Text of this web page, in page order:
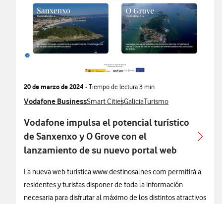
20 de marzo de 2024 - Tiempo de lectura3 min
Ver más notas de prensa relacionados con
Vodafone BusinessVer más notas de prensa relacionados con
Smart CitiesVer más notas de prensa
GaliciaVer más notas de prensa
Turismo
Vodafone impulsa el potencial turístico
de Sanxenxo y O Grove con el
lanzamiento de su nuevo portal web
La nueva web turística www.destinosalnes.com permitirá a
residentes y turistas disponer de toda la información
necesaria para disfrutar al máximo de los distintos atractivos